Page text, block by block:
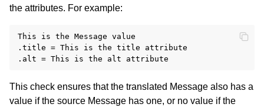
the attributes. For example:
This is the Message value
.title = This is the title attribute
This check ensures that the translated Message also has a
value if the source Message has one, or no value if the